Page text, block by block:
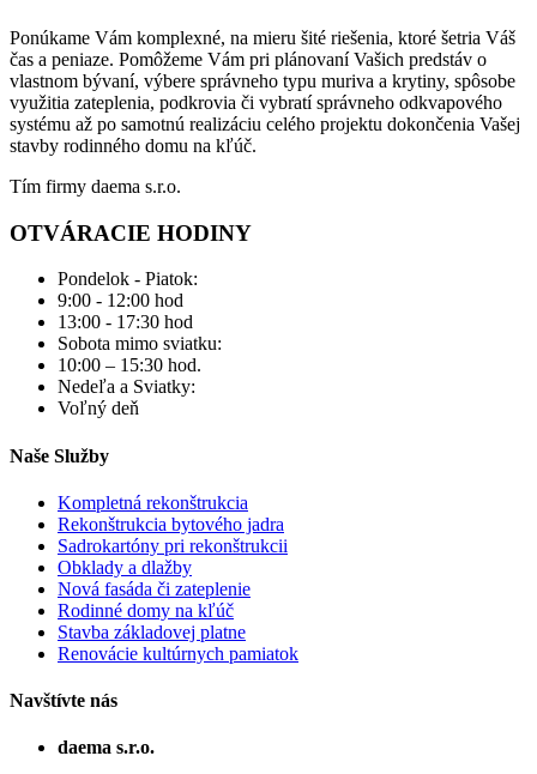
Ponúkame Vám komplexné, na mieru šité riešenia, ktoré šetria Váš
čas a peniaze. Pomôžeme Vám pri plánovaní Vašich predstáv o
vlastnom bývaní, výbere správneho typu muriva a krytiny, spôsobe
využitia zateplenia, podkrovia či vybratí správneho odkvapového
systému až po samotnú realizáciu celého projektu dokončenia Vašej
stavby rodinného domu na kľúč.
Tím firmy daema s.r.o.
OTVÁRACIE HODINY
Pondelok - Piatok:
9:00 - 12:00 hod
13:00 - 17:30 hod
Sobota mimo sviatku:
10:00 – 15:30 hod.
Nedeľa a Sviatky:
Voľný deň
Naše Služby
Kompletná rekonštrukcia
Rekonštrukcia bytového jadra
Sadrokartóny pri rekonštrukcii
Obklady a dlažby
Nová fasáda či zateplenie
Rodinné domy na kľúč
Stavba základovej platne
Renovácie kultúrnych pamiatok
Navštívte nás
daema s.r.o.